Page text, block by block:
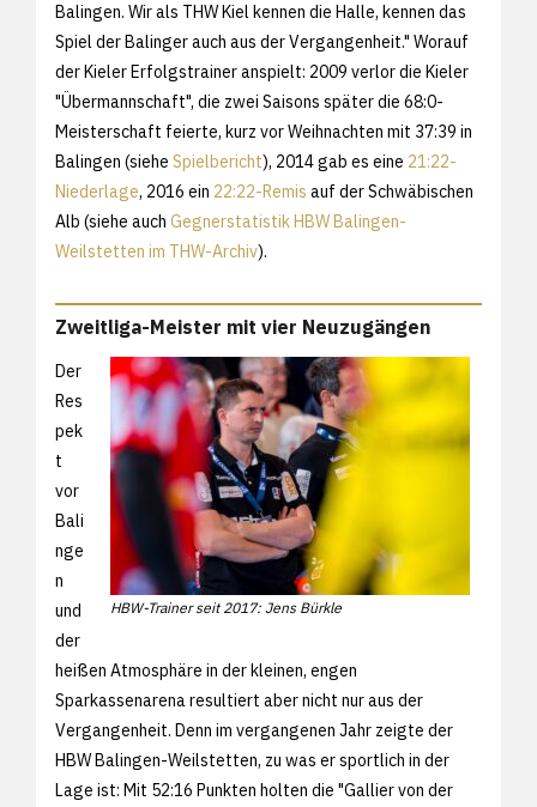
Balingen. Wir als THW Kiel kennen die Halle, kennen das
Spiel der Balinger auch aus der Vergangenheit." Worauf
der Kieler Erfolgstrainer anspielt: 2009 verlor die Kieler
"Übermannschaft", die zwei Saisons später die 68:0-
Meisterschaft feierte, kurz vor Weihnachten mit 37:39 in
Balingen (siehe Spielbericht), 2014 gab es eine 21:22-
Niederlage, 2016 ein 22:22-Remis auf der Schwäbischen
Alb (siehe auch Gegnerstatistik HBW Balingen-
Weilstetten im THW-Archiv).
Zweitliga-Meister mit vier Neuzugängen
HBW-Trainer seit 2017: Jens Bürkle
Der
Res
pek
t
vor
Bali
nge
n
und
der
heißen Atmosphäre in der kleinen, engen
Sparkassenarena resultiert aber nicht nur aus der
Vergangenheit. Denn im vergangenen Jahr zeigte der
HBW Balingen-Weilstetten, zu was er sportlich in der
Lage ist: Mit 52:16 Punkten holten die "Gallier von der